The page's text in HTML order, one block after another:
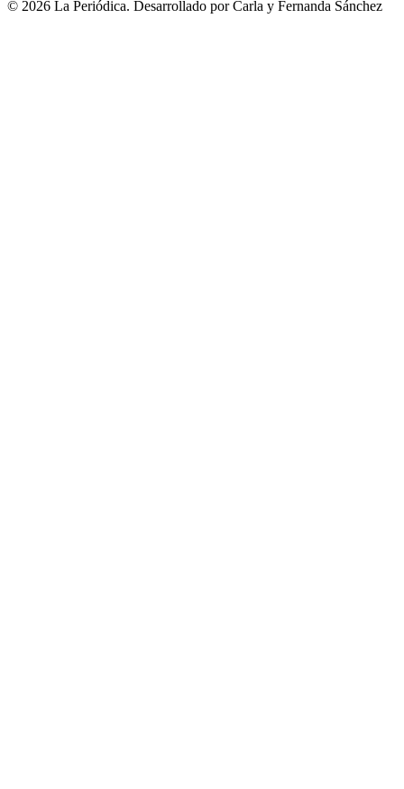
© 2026 La Periódica. Desarrollado por Carla y Fernanda Sánchez